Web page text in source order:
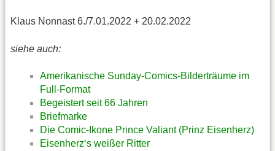
Klaus Nonnast 6./7.01.2022 + 20.02.2022 ​
siehe auch:
Amerikanische Sunday-Comics-Bilderträume im
Full-Format
Begeistert seit 66 Jahren
Briefmarke
Die Comic-Ikone Prince Valiant (Prinz Eisenherz)
Eisenherz‘s weißer Ritter